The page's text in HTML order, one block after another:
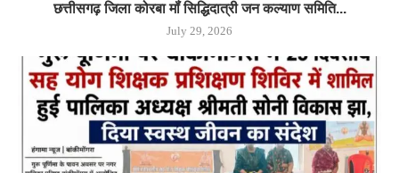
छत्तीसगढ़ जिला कोरबा मॉं सिद्धिदात्री जन कल्याण समिति...
July 29, 2026